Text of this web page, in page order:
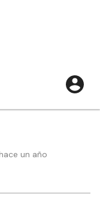
un año